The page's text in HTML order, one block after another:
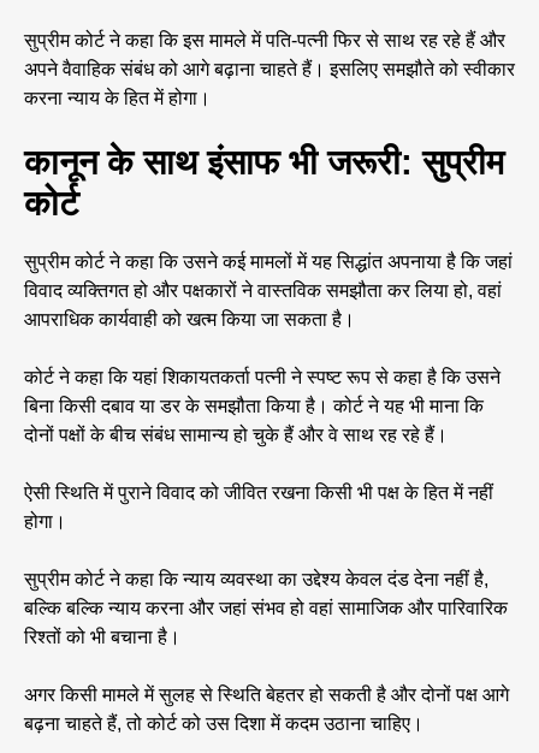
सुप्रीम कोर्ट ने कहा कि इस मामले में पति-पत्नी फिर से साथ रह रहे हैं और
अपने वैवाहिक संबंध को आगे बढ़ाना चाहते हैं। इसलिए समझौते को स्वीकार
करना न्याय के हित में होगा।
कानून के साथ इंसाफ भी जरूरी: सुप्रीम
कोर्ट
सुप्रीम कोर्ट ने कहा कि उसने कई मामलों में यह सिद्धांत अपनाया है कि जहां
विवाद व्यक्तिगत हो और पक्षकारों ने वास्तविक समझौता कर लिया हो, वहां
आपराधिक कार्यवाही को खत्म किया जा सकता है।
कोर्ट ने कहा कि यहां शिकायतकर्ता पत्नी ने स्पष्ट रूप से कहा है कि उसने
बिना किसी दबाव या डर के समझौता किया है। कोर्ट ने यह भी माना कि
दोनों पक्षों के बीच संबंध सामान्य हो चुके हैं और वे साथ रह रहे हैं।
ऐसी स्थिति में पुराने विवाद को जीवित रखना किसी भी पक्ष के हित में नहीं
होगा।
सुप्रीम कोर्ट ने कहा कि न्याय व्यवस्था का उद्देश्य केवल दंड देना नहीं है,
बल्कि बल्कि न्याय करना और जहां संभव हो वहां सामाजिक और पारिवारिक
रिश्तों को भी बचाना है।
अगर किसी मामले में सुलह से स्थिति बेहतर हो सकती है और दोनों पक्ष आगे
बढ़ना चाहते हैं, तो कोर्ट को उस दिशा में कदम उठाना चाहिए।